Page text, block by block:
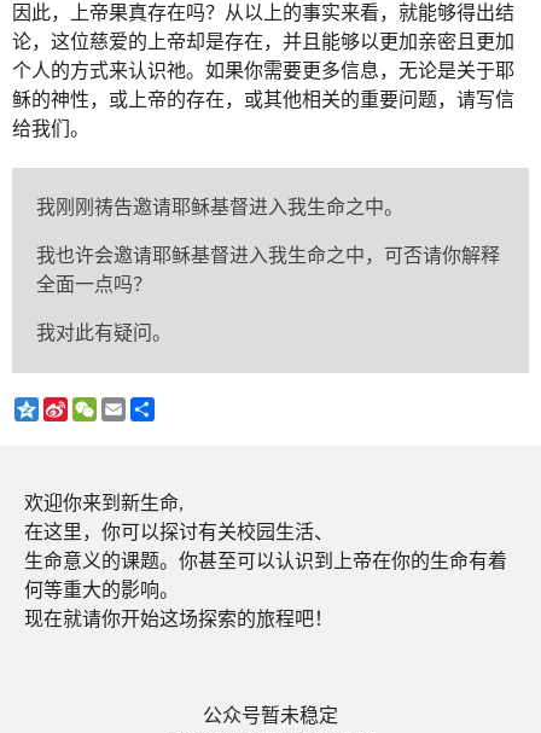
因此，上帝果真存在吗？从以上的事实来看，就能够得出结
论，这位慈爱的上帝却是存在，并且能够以更加亲密且更加
个人的方式来认识祂。如果你需要更多信息，无论是关于耶
稣的神性，或上帝的存在，或其他相关的重要问题，请写信
给我们。
我刚刚祷告邀请耶稣基督进入我生命之中。
我也许会邀请耶稣基督进入我生命之中，可否请你解释
全面一点吗？
我对此有疑问。
Qzone
Sina
Weibo
WeChatEmail
欢迎你来到新生命,
在这里，你可以探讨有关校园生活、
生命意义的课题。你甚至可以认识到上帝在你的生命有着
何等重大的影响。
现在就请你开始这场探索的旅程吧！
公众号暂未稳定